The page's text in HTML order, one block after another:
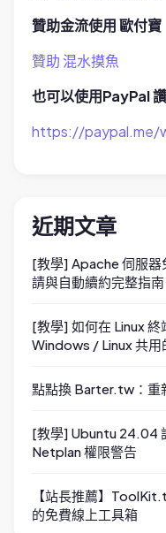
贊助金流使用 歐付寶
贊助 混水摸魚
也可以使用PayPal
https://paypal.me/
近期文章
[教學] Apache 伺服
請與自動續約完整指南
[教學] 如何在 Linux
Windows / Linux 共用
點點換 Barter.tw：重
[教學] Ubuntu 24.04
Netplan 權限警告
【站長推薦】
的免費線上工具箱